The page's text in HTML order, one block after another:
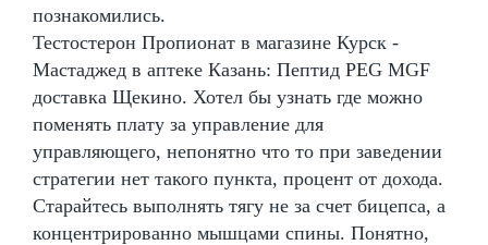
познакомились.
Тестостерон Пропионат в магазине Курск -
Мастаджед в аптеке Казань: Пептид PEG MGF
доставка Щекино. Хотел бы узнать где можно
поменять плату за управление для
управляющего, непонятно что то при заведении
стратегии нет такого пункта, процент от дохода.
Старайтесь выполнять тягу не за счет бицепса, а
концентрированно мышцами спины. Понятно,